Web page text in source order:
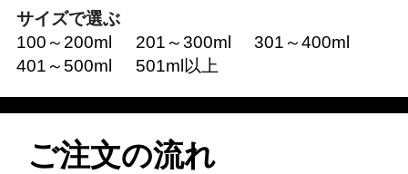
サイズで選ぶ
100～200ml
201～300ml
301～400ml
401～500ml
501ml以上
ご注文の流れ